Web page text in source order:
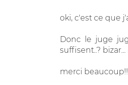
oki, c'est ce que
Donc le juge
suffisent..?
merci beaucoup!!